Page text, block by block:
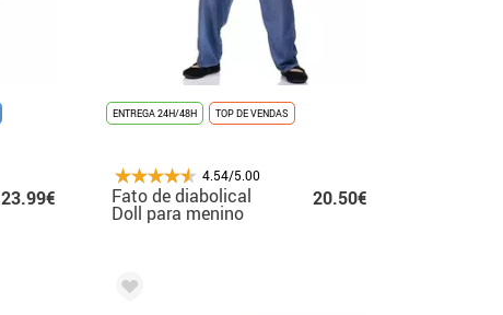
23.99€
ENTREGA 24H/48H TOP DE VENDAS
4.54/5.00
Fato de diabolical
Doll para menino
20.50€